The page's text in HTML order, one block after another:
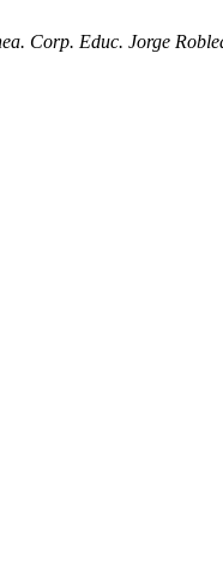
Corp. Educ. Jorge